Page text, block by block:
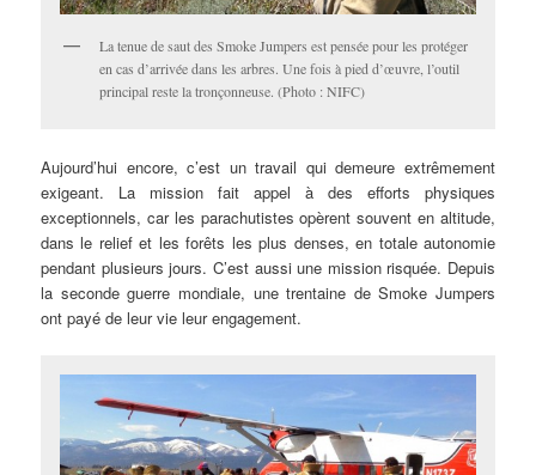
La tenue de saut des Smoke Jumpers est pensée pour les protéger
en cas d’arrivée dans les arbres. Une fois à pied d’œuvre, l’outil
principal reste la tronçonneuse. (Photo : NIFC)
Aujourd’hui encore, c’est un travail qui demeure extrêmement
exigeant. La mission fait appel à des efforts physiques
exceptionnels, car les parachutistes opèrent souvent en altitude,
dans le relief et les forêts les plus denses, en totale autonomie
pendant plusieurs jours. C’est aussi une mission risquée. Depuis
la seconde guerre mondiale, une trentaine de Smoke Jumpers
ont payé de leur vie leur engagement.